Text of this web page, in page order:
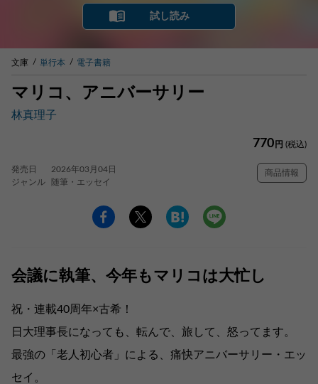
試し読み
文庫 単行本 電子書籍
マリコ、アニバーサリー
林真理子
770 円 (税込)
発売日
2026年03月04日
ジャンル
随筆・エッセイ
商品情報
会議に執筆、今年もマリコは大忙し
祝・連載40周年×古希！
日大理事長になっても、転んで、旅して、怒ってます。
最強の「老人初心者」による、痛快アニバーサリー・エッ
セイ。